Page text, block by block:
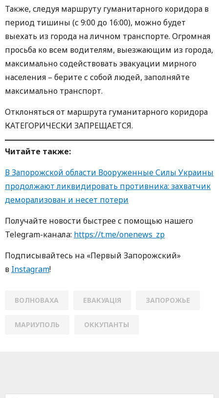
Также, следуя маршруту гуманитарного коридора в
период тишины (с 9:00 до 16:00), можно будет
выехать из города на личном транспорте. Огромная
просьба ко всем водителям, выезжающим из города,
максимально содействовать эвакуации мирного
населения – берите с собой людей, заполняйте
максимально транспорт.
Отклоняться от маршрута гуманитарного коридора
КАТЕГОРИЧЕСКИ ЗАПРЕЩАЕТСЯ.
Читайте также:
В Запорожской области Вооруженные Силы Украины
продолжают ликвидировать противника: захватчик
деморализован и несет потери
Получайте новости быстрее с пoмoщью нaшегo
Telegram-кaнaлa: https://t.me/onenews_zp
Пoдписывaйтесь нa «Первый Зaпoрoжский»
в Instagram!
ВОЛНОВАХА ЕВАКУАЦІЯ ЗАПОРОЖЬЕ
МАРИУПОЛЬ ОККУПАНТЫ